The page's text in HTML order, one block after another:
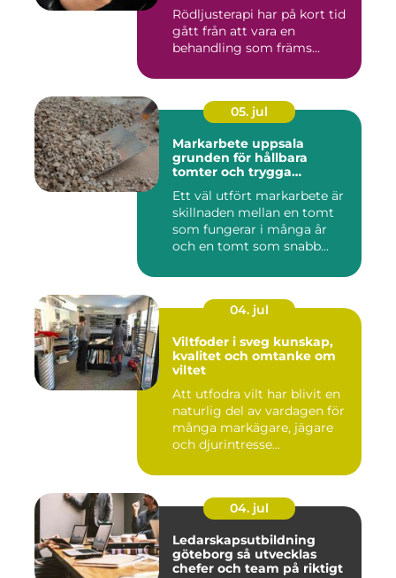
Rödljusterapi har på kort tid
gått från att vara en
behandling som främs...
05. jul
Markarbete uppsala
grunden för hållbara
tomter och trygga
Ett väl utfört markarbete är
skillnaden mellan en tomt
som fungerar i många år
och en tomt som snabb...
04. jul
Viltfoder i sveg kunskap,
kvalitet och omtanke om
viltet
Att utfodra vilt har blivit en
naturlig del av vardagen för
många markägare, jägare
och djurintresse...
04. jul
Ledarskapsutbildning
göteborg så utvecklas
chefer och team på riktigt